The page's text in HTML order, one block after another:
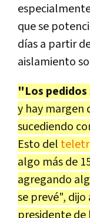
que se
días a partir
aislamiento
"Los
y hay margen
sucediendo
Esto del
algo más de
agregando
se prevé", dijo